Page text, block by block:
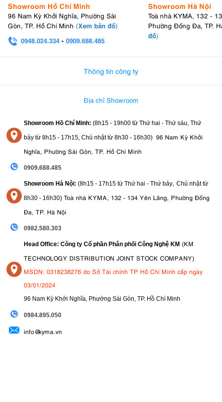
Showroom Hồ Chí Minh
96 Nam Kỳ Khởi Nghĩa, Phường Sài
Gòn, TP. Hồ Chí Minh (Xem bản đồ)
0948.024.334 - 0909.688.485
Showroom Hà Nội
Toà nhà KYMA, 132 -
Phường Đống Đa, TP.
đồ)
Thông tin công ty
Địa chỉ Showroom
Showroom Hồ Chí Minh: (8h15 - 19h00 từ Thứ hai - Thứ sáu, Thứ
bảy từ 8h15 - 17h15, Chủ nhật từ 8h30 - 16h30) 96 Nam Kỳ Khởi
Nghĩa, Phường Sài Gòn, TP. Hồ Chí Minh
0909.688.485
Showroom Hà Nội: (8h15 - 17h15 từ Thứ hai - Thứ bảy, Chủ nhật từ
8h30 - 16h30) Toà nhà KYMA, 132 - 134 Yên Lãng, Phường Đống
Đa, TP. Hà Nội
0982.580.303
Head Office: Công ty Cổ phần Phân phối Công Nghệ KM (KM
TECHNOLOGY DISTRIBUTION JOINT STOCK COMPANY)
MSDN: 0318238276 do Sở Tài chính TP Hồ Chí Minh cấp ngày
03/01/2024
96 Nam Kỳ Khởi Nghĩa, Phường Sài Gòn, TP. Hồ Chí Minh
0984.895.050
info@kyma.vn